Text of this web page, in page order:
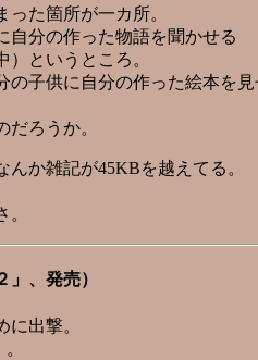
た箇所が一カ所。
分の作った物語を聞かせる
というところ。
子供に自分の作った絵本を見
ろうか。
か雑記が45KBを越えてる。
、発売）
出撃。